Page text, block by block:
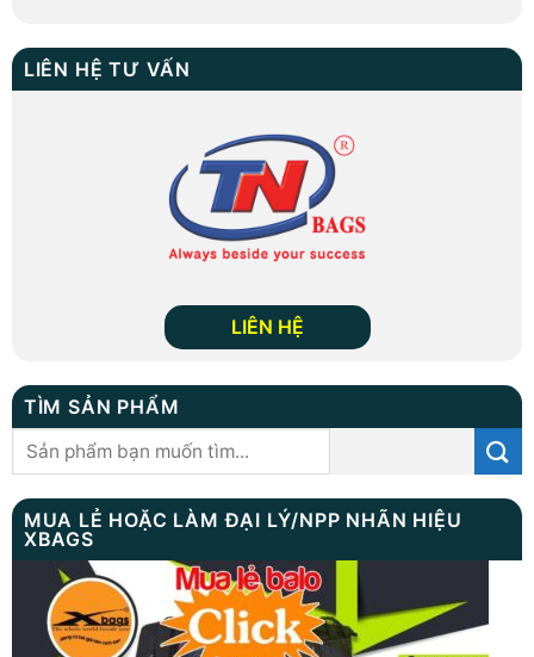
LIÊN HỆ TƯ VẤN
LIÊN HỆ
TÌM SẢN PHẨM
Tìm
MUA LẺ HOẶC LÀM ĐẠI LÝ/NPP NHÃN HIỆU
XBAGS